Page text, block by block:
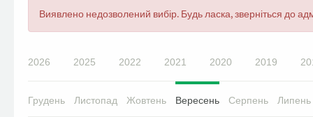
Повідомлення
Виявлено недозволений вибір. Будь ласка, зверніться до
2026 2025 2022 2021 2020 2019
Грудень Листопад Жовтень Вересень Серпень Липень